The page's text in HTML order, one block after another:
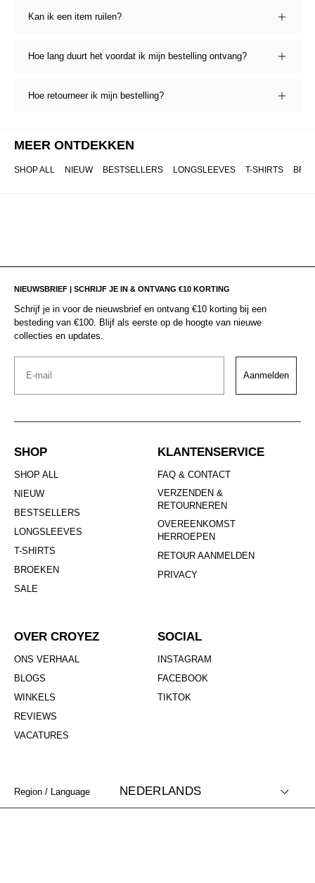
Kan ik een item ruilen?
Hoe lang duurt het voordat ik mijn bestelling ontvang?
Hoe retourneer ik mijn bestelling?
MEER ONTDEKKEN
SHOP ALL NIEUW BESTSELLERS LONGSLEEVES T-SHIRTS
NIEUWSBRIEF | SCHRIJF JE IN & ONTVANG €10 KORTING
Schrijf je in voor de nieuwsbrief en ontvang €10 korting bij een
besteding van €100. Blijf als eerste op de hoogte van nieuwe
collecties en updates.
Email
Aanmelden
SHOP
SHOP ALL
NIEUW
BESTSELLERS
LONGSLEEVES
T-SHIRTS
BROEKEN
SALE
KLANTENSERVICE
FAQ & CONTACT
VERZENDEN &
RETOURNEREN
OVEREENKOMST
HERROEPEN
RETOUR AANMELDEN
PRIVACY
OVER CROYEZ
ONS VERHAAL
BLOGS
WINKELS
REVIEWS
VACATURES
SOCIAL
INSTAGRAM
FACEBOOK
TIKTOK
Region / Language NEDERLANDS